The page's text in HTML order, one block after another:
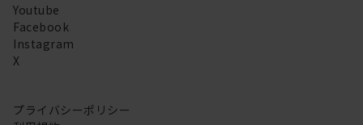
Youtube
Facebook
Instagram
X
プライバシーポリシー